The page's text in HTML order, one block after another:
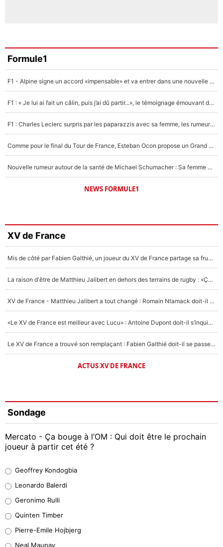
Formule1
F1 - Alpine signe un accord «impensable» et va entrer dans une nouvelle dimension : Grande nouvelle pour Pierre Gasly !
F1 : « Je lui ai fait un câlin, puis j’ai dû partir...», le témoignage émouvant de Max Verstappen sur sa fille
F1 : Charles Leclerc surpris par les paparazzis avec sa femme, les rumeurs étaient vraies !
Comme pour le final du Tour de France, Esteban Ocon propose un Grand Prix de Formule 1 à Paris : «Autour de l’Arc de Triomphe, ce serait génial» !
Nouvelle rumeur autour de la santé de Michael Schumacher : Sa femme Corinna sort du silence
NEWS FORMULE1
XV de France
Mis de côté par Fabien Galthié, un joueur du XV de France partage sa frustration : «ils ne me l’ont pas dit tout de suite»
La raison d'être de Matthieu Jalibert en dehors des terrains de rugby : «Ça m'atteint autant que si tu touches à un membre de ma famille»
XV de France - Matthieu Jalibert a tout changé : Romain Ntamack doit-il s’inquiéter pour sa place à un an de la Coupe du monde ?
«Le XV de France est meilleur avec Lucu» : Antoine Dupont doit-il s’inquiéter pour sa place ?
Le XV de France a trouvé son remplaçant : Fabien Galthié doit-il se passer d'Antoine Dupont ?
ACTUS XV DE FRANCE
Sondage
Mercato - Ça bouge à l’OM : Qui doit être le prochain
joueur à partir cet été ?
38%
32%
5%
Geoffrey Kondogbia
Leonardo Balerdi
Geronimo Rulli
Quinten Timber
Pierre-Emile Hojbjerg
Neal Maupay